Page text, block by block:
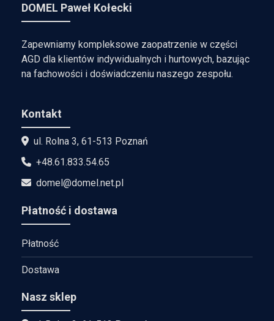
DOMEL Paweł Kołecki
Zapewniamy kompleksowe zaopatrzenie w części
AGD dla klientów indywidualnych i hurtowych, bazując
na fachowości i doświadczeniu naszego zespołu.
Kontakt
ul. Rolna 3, 61-513 Poznań
+48.61.833.54.65
domel@domel.net.pl
Płatność i dostawa
Płatność
Dostawa
Nasz sklep